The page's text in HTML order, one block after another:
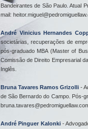
Bandeirantes de São Paulo. Atual
mail:
André Vinicius Hernandes
societárias, recuperações de
pós-graduado MBA (Master of
Comissão de Direito Empresarial
Inglês.
Bruna Tavares Ramos Grizolli -
de São Bernardo do Campo. Pós-
André Pinguer Kalonki -